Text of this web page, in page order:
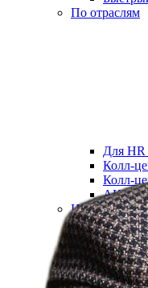
По отраслям
Для HR
Колл-
Колл-
АКЦ в
Интеграции